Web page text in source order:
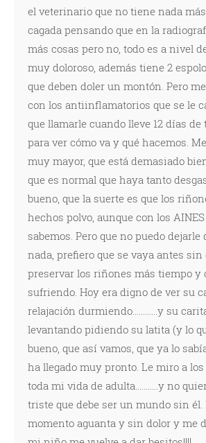
el veterinario que no tiene nada
cagada pensando que en la
más cosas pero no, todo es a nivel
muy doloroso, además tiene 2
que deben doler un montón. Pero
con los antiinflamatorios que se le
que llamarle cuando lleve 12 días
para ver cómo va y qué hacemos.
muy mayor, que está demasiado
que es normal que haya tanto
bueno, que la suerte es que los
hechos polvo, aunque con los AINES
sabemos. Pero que no puedo dejarle
nada, prefiero que se vaya antes sin
preservar los riñones más tiempo y
sufriendo. Hoy era digno de ver su
relajación durmiendo............y su
levantando pidiendo su latita (y lo
bueno, que así vamos, que ya lo
ha llegado muy pronto. Le miro a
toda mi vida de adulta...........y no
triste que debe ser un mundo sin él.
momento aguanta y sin dolor y me